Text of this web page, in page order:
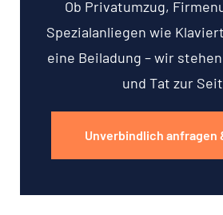
Ob Privatumzug,
Spezialanliegen wie
eine Beiladung – wir
und Tat zur
Unverbindlich anfragen